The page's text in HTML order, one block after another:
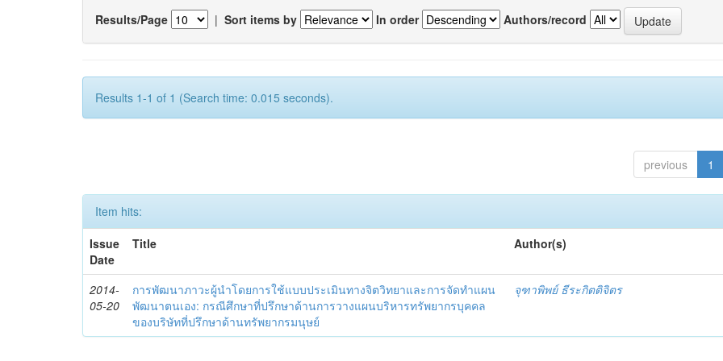
Results/Page | Sort items by In order Authors/record
Results 1-1 of 1 (Search time: 0.015 seconds).
previous 1
Item hits:
Issue
Date
Title Author(s)
2014-
05-20
การพัฒนาภาวะผู้นำโดยการใช้แบบประเมินทางจิตวิทยาและการจัดทำแผน
พัฒนาตนเอง: กรณีศึกษาที่ปรึกษาด้านการวางแผนบริหารทรัพยากรบุคคล
ของบริษัทที่ปรึกษาด้านทรัพยากรมนุษย์
จุฑาพิพย์ ธีระกิตติจิตร